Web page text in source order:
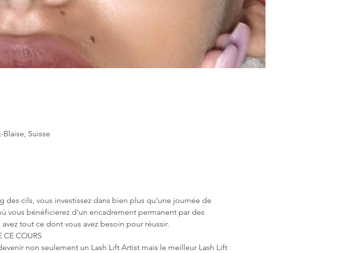
Suisse
des cils, vous investissez dans bien plus qu'une journée de
vous bénéficierez d'un encadrement permanent par des
tout ce dont vous avez besoin pour réussir.
CE COURS
non seulement un Lash Lift Artist mais le meilleur Lash Lift